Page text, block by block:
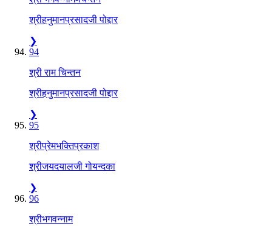
श्रीहनुमानप्रसादजी पोद्दार
❯
94
श्री राम चिन्तन
श्रीहनुमानप्रसादजी पोद्दार
❯
95
श्रीप्रेमभक्तिप्रकाश
श्रीजयदयालजी गोयन्दका
❯
96
श्रीभगवन्नाम